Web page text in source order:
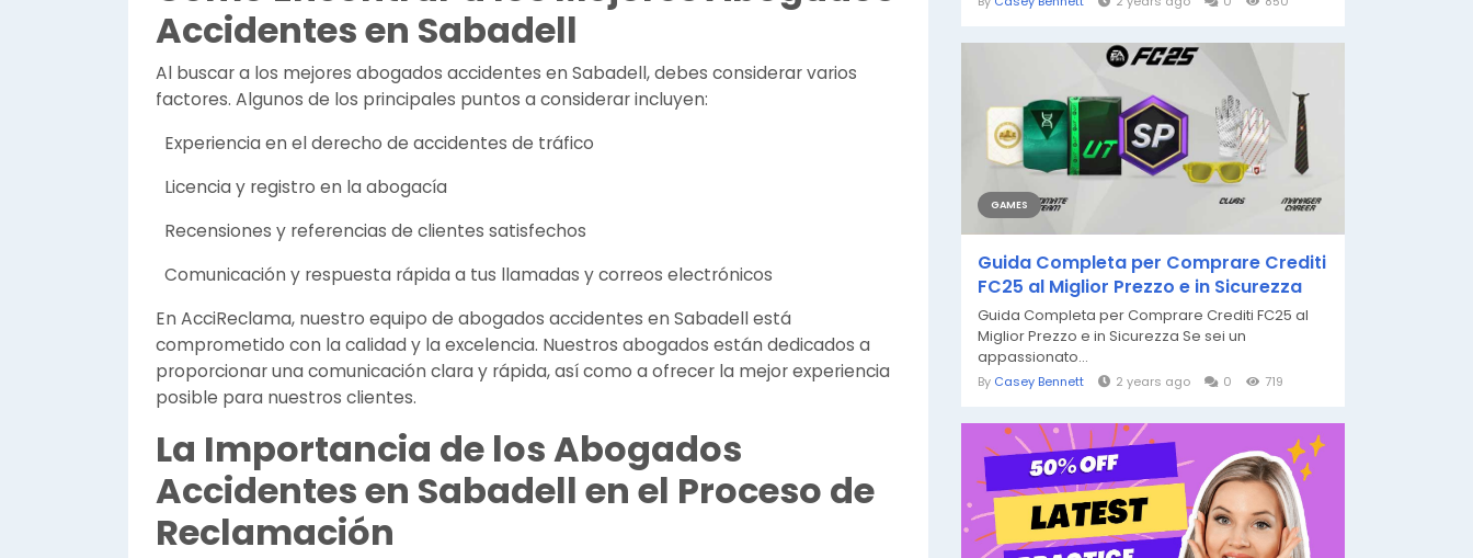
Accidentes en Sabadell
Al buscar a los mejores abogados accidentes en Sabadell, debes considerar varios
factores. Algunos de los principales puntos a considerar incluyen:
Experiencia en el derecho de accidentes de tráfico
Licencia y registro en la abogacía
Recensiones y referencias de clientes satisfechos
Comunicación y respuesta rápida a tus llamadas y correos electrónicos
En AcciReclama, nuestro equipo de abogados accidentes en Sabadell está
comprometido con la calidad y la excelencia. Nuestros abogados están dedicados a
proporcionar una comunicación clara y rápida, así como a ofrecer la mejor experiencia
posible para nuestros clientes.
La Importancia de los Abogados
Accidentes en Sabadell en el Proceso de
Reclamación
GAMES
Guida Completa per Comprare Crediti
FC25 al Miglior Prezzo e in Sicurezza
Guida Completa per Comprare Crediti FC25 al
Miglior Prezzo e in Sicurezza Se sei un
appassionato...
By Casey Bennett 2 years ago 0 719